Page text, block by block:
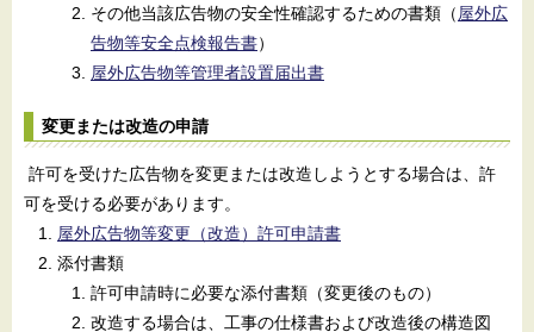
その他当該広告物の安全性確認するための書類（屋外広
告物等安全点検報告書）
屋外広告物等管理者設置届出書
変更または改造の申請
許可を受けた広告物を変更または改造しようとする場合は、許
可を受ける必要があります。
屋外広告物等変更（改造）許可申請書
添付書類
許可申請時に必要な添付書類（変更後のもの）
改造する場合は、工事の仕様書および改造後の構造図